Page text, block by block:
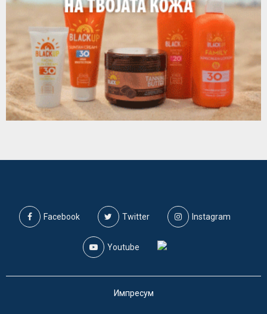
Facebook Twitter Instagram
Youtube
Импресум